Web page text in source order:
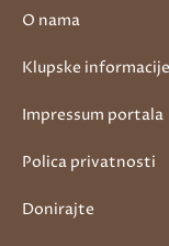
O nama
Klupske informacije
Impressum portala
Polica privatnosti
Donirajte